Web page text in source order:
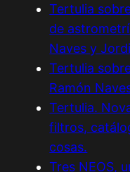
Tertulia
de
Naves y
Tertulia
Ramón
Tertulia.
filtros,
cosas.
Tres NEOS,